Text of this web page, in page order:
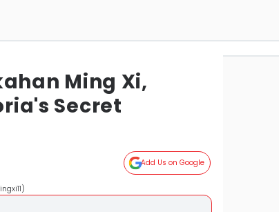
Ming Xi,
Secret
Add Us on Google